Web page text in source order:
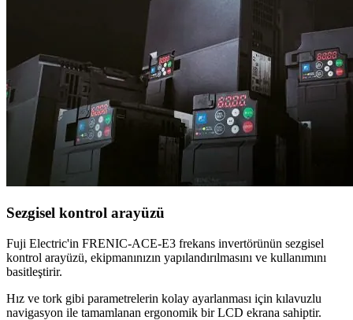
Sezgisel kontrol arayüzü
Fuji Electric'in FRENIC-ACE-E3 frekans invertörünün sezgisel
kontrol arayüzü, ekipmanınızın yapılandırılmasını ve kullanımını
basitleştirir.
Hız ve tork gibi parametrelerin kolay ayarlanması için kılavuzlu
navigasyon ile tamamlanan ergonomik bir LCD ekrana sahiptir.